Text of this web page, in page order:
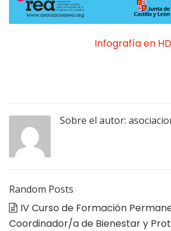
Infografía en
Sobre el autor:
Random Posts
IV Curso de Formación
Coordinador/a de Bienestar y